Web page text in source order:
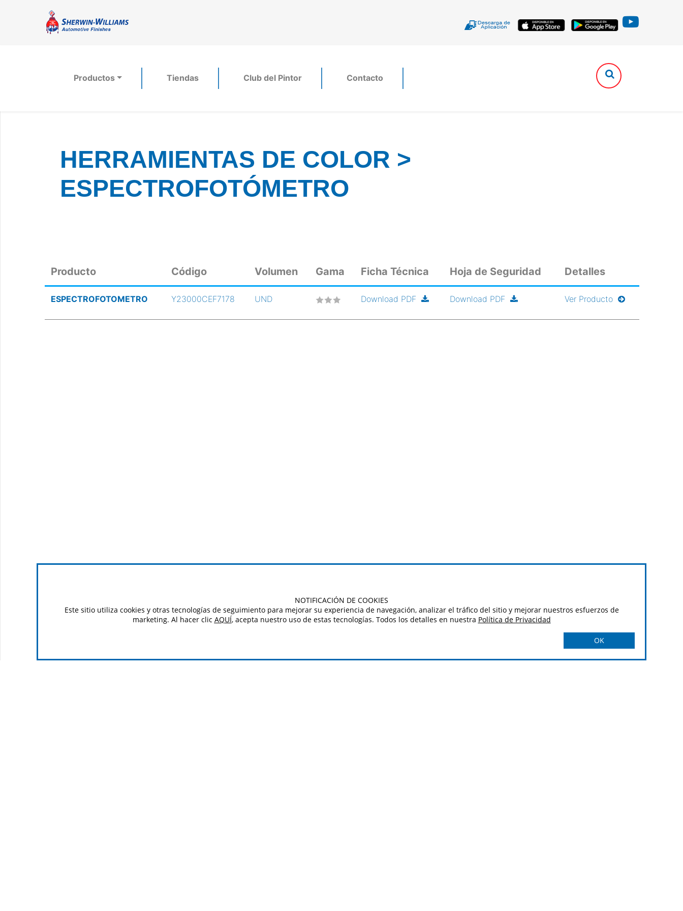
Productos Tiendas Club del Pintor Contacto
HERRAMIENTAS DE COLOR >
ESPECTROFOTÓMETRO
Producto Código Volumen Gama Ficha Técnica Hoja de Seguridad Detalles
ESPECTROFOTOMETRO Y23000CEF7178 UND Download PDF Download PDF Ver Producto
NOTIFICACIÓN DE COOKIES
Este sitio utiliza cookies y otras tecnologías de seguimiento para mejorar su experiencia de navegación, analizar el tráfico del sitio y mejorar nuestros esfuerzos de
marketing. Al hacer clic AQUÍ, acepta nuestro uso de estas tecnologías. Todos los detalles en nuestra Política de Privacidad
OK